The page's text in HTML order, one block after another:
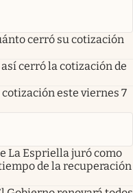
cerró su cotización
así cerró la cotización de
este viernes 7
La Espriella juró como
de la recuperación